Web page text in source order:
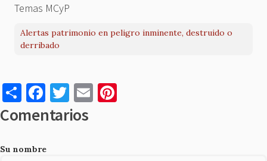
Temas MCyP
Alertas patrimonio en peligro inminente, destruido o
derribado
S
h
ar
e
F
a
c
e
T
w
it
E
m
Comentarios
Su nombre